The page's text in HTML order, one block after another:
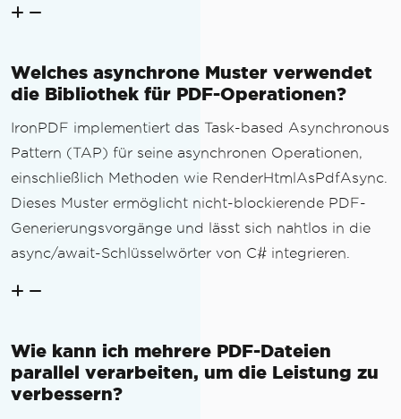
Welches asynchrone Muster verwendet
die Bibliothek für PDF-Operationen?
IronPDF implementiert das Task-based Asynchronous
Pattern (TAP) für seine asynchronen Operationen,
einschließlich Methoden wie RenderHtmlAsPdfAsync.
Dieses Muster ermöglicht nicht-blockierende PDF-
Generierungsvorgänge und lässt sich nahtlos in die
async/await-Schlüsselwörter von C# integrieren.
Wie kann ich mehrere PDF-Dateien
parallel verarbeiten, um die Leistung zu
verbessern?